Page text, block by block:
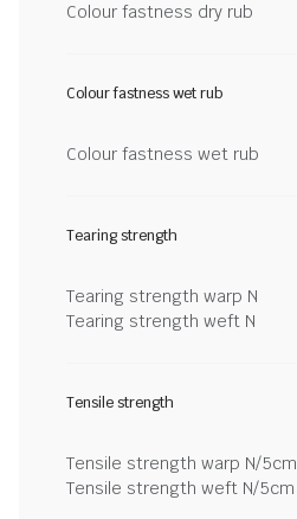
Colour fastness dry rub
Colour fastness wet rub
Colour fastness wet rub
Tearing strength
Tearing strength warp N
Tearing strength weft N
Tensile strength
Tensile strength warp N/5cm
Tensile strength weft N/5cm